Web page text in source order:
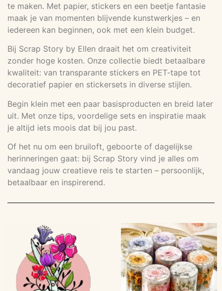
te maken. Met papier, stickers en een beetje fantasie
maak je van momenten blijvende kunstwerkjes – en
iedereen kan beginnen, ook met een klein budget.
Bij Scrap Story by Ellen draait het om creativiteit
zonder hoge kosten. Onze collectie biedt betaalbare
kwaliteit: van transparante stickers en PET-tape tot
decoratief papier en stickersets in diverse stijlen.
Begin klein met een paar basisproducten en breid later
uit. Met onze tips, voordelige sets en inspiratie maak
je altijd iets moois dat bij jou past.
Of het nu om een bruiloft, geboorte of dagelijkse
herinneringen gaat: bij Scrap Story vind je alles om
vandaag jouw creatieve reis te starten – persoonlijk,
betaalbaar en inspirerend.